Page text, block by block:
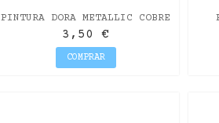
PINTURA DORA METALLIC COBRE
ANTIGUO 50ML
3,50 €
COMPRAR